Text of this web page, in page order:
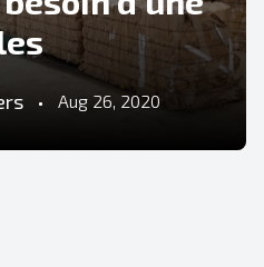
• Aug 26, 2020